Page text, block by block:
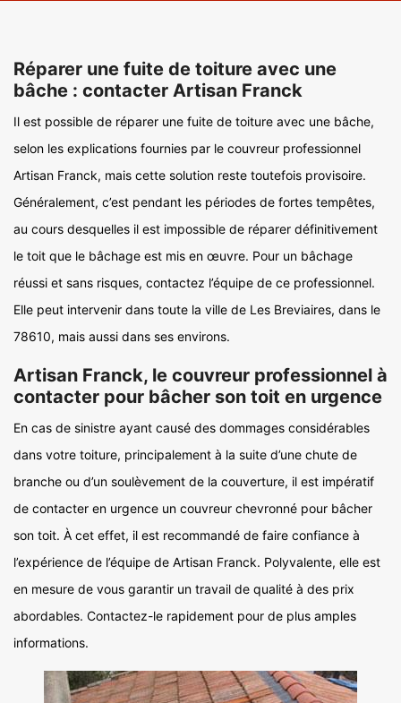
Réparer une fuite de toiture avec une
bâche : contacter Artisan Franck
Il est possible de réparer une fuite de toiture avec une bâche,
selon les explications fournies par le couvreur professionnel
Artisan Franck, mais cette solution reste toutefois provisoire.
Généralement, c’est pendant les périodes de fortes tempêtes,
au cours desquelles il est impossible de réparer définitivement
le toit que le bâchage est mis en œuvre. Pour un bâchage
réussi et sans risques, contactez l’équipe de ce professionnel.
Elle peut intervenir dans toute la ville de Les Breviaires, dans le
78610, mais aussi dans ses environs.
Artisan Franck, le couvreur professionnel à
contacter pour bâcher son toit en urgence
En cas de sinistre ayant causé des dommages considérables
dans votre toiture, principalement à la suite d’une chute de
branche ou d’un soulèvement de la couverture, il est impératif
de contacter en urgence un couvreur chevronné pour bâcher
son toit. À cet effet, il est recommandé de faire confiance à
l’expérience de l’équipe de Artisan Franck. Polyvalente, elle est
en mesure de vous garantir un travail de qualité à des prix
abordables. Contactez-le rapidement pour de plus amples
informations.